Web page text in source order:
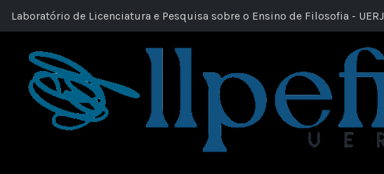
Laboratório de Licenciatura e Pesquisa sobre o Ensino de Filosofia - UERJ